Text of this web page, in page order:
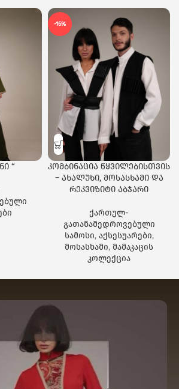
“
-16%
კომბინაცია წყვილებისთვის
– ახალუხი, მოსასხამი და
რეკვიზიტი აბჯარი
ქართულ-
გათანამედროვებული
სამოსი, აქსესუარები,
მოსასხამი, მამაკაცის
კოლექცია